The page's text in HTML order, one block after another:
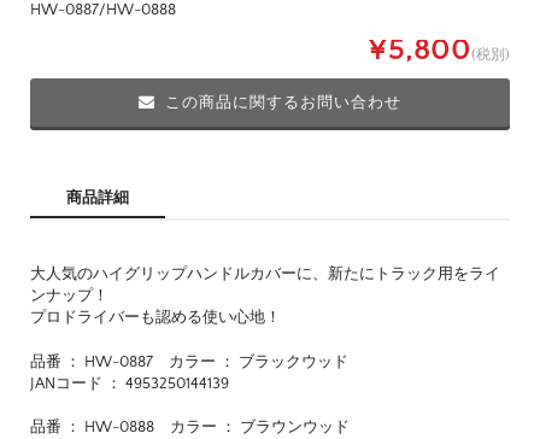
HW-0887/HW-0888
¥5,800(税別)
この商品に関するお問い合わせ
商品詳細
大人気のハイグリップハンドルカバーに、新たにトラック用をライ
ンナップ！
プロドライバーも認める使い心地！
品番 ： HW-0887 カラー ： ブラックウッド
JANコード ： 4953250144139
品番 ： HW-0888 カラー ： ブラウンウッド